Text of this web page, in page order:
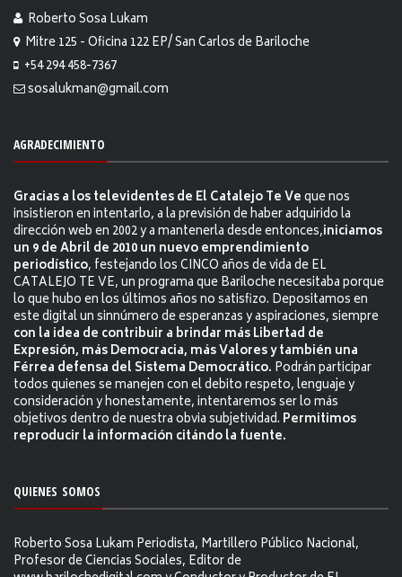
Roberto Sosa Lukam
Mitre 125 - Oficina 122 EP/ San Carlos de Bariloche
+54 294 458-7367
sosalukman@gmail.com
AGRADECIMIENTO
Gracias a los televidentes de El Catalejo Te Veque nos
insistieron en intentarlo, a la previsión de haber adquirido la
dirección web en 2002 y a mantenerla desde entonces,iniciamos
un 9 de Abril de 2010 un nuevo emprendimiento
periodístico, festejando los CINCO años de vida de EL
CATALEJO TE VE, un programa que Bariloche necesitaba porque
lo que hubo en los últimos años no satisfizo. Depositamos en
este digital un sinnúmero de esperanzas y aspiraciones, siempre
con la idea de contribuir a brindar más Libertad de
Expresión, más Democracia, más Valores y también una
Férrea defensa del Sistema Democrático. Podrán participar
todos quienes se manejen con el debito respeto, lenguaje y
consideración y honestamente, intentaremos ser lo más
objetivos dentro de nuestra obvia subjetividad. Permitimos
reproducir la información citándo la fuente.
QUIENES SOMOS
Roberto Sosa Lukam Periodista, Martillero Público Nacional,
Profesor de Ciencias Sociales, Editor de